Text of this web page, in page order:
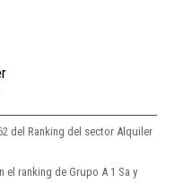
del Ranking del sector Alquiler
ranking de Grupo A 1 Sa y